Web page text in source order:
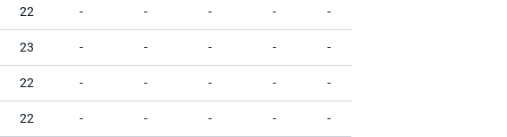
22 - - - - -
23 - - - - -
22 - - - - -
22 - - - - -